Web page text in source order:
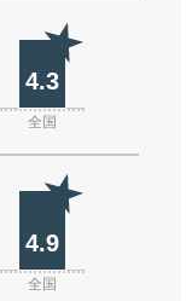
4.3
全国
4.9
全国